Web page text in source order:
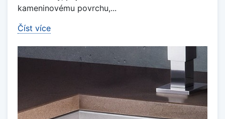
kameninovému povrchu,...
Číst více